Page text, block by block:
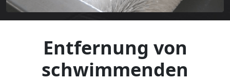
Entfernung von
schwimmenden